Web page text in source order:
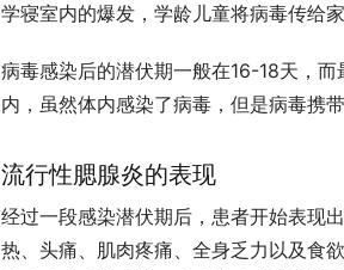
学寝室内的爆发，学龄儿童将病毒传给家
病毒感染后的潜伏期一般在16-18天，
内，虽然体内感染了病毒，但是病毒携
流行性腮腺炎的表现
经过一段感染潜伏期后，患者开始表现
热、头痛、肌肉疼痛、全身乏力以及食